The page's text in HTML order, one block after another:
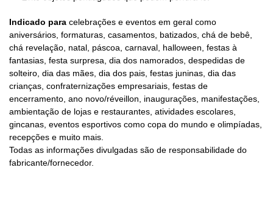
Indicado para celebrações e eventos em geral como
aniversários, formaturas, casamentos, batizados, chá de bebê,
chá revelação, natal, páscoa, carnaval, halloween, festas à
fantasias, festa surpresa, dia dos namorados, despedidas de
solteiro, dia das mães, dia dos pais, festas juninas, dia das
crianças, confraternizações empresariais, festas de
encerramento, ano novo/réveillon, inaugurações, manifestações,
ambientação de lojas e restaurantes, atividades escolares,
gincanas, eventos esportivos como copa do mundo e olimpíadas,
recepções e muito mais.
Todas as informações divulgadas são de responsabilidade do
fabricante/fornecedor.